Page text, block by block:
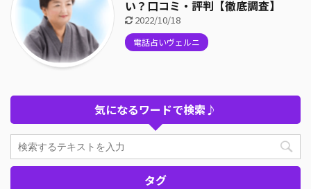
い？口コミ・評判【徹底調査】
2022/10/18
電話占いヴェルニ
気になるワードで検索♪
タグ